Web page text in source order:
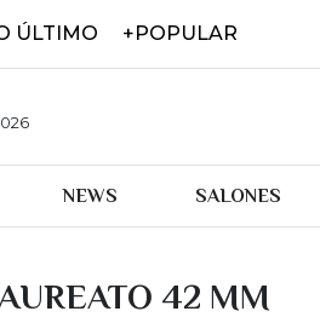
ÚLTIMO +POPULAR
NEWS SALONES
42 MM